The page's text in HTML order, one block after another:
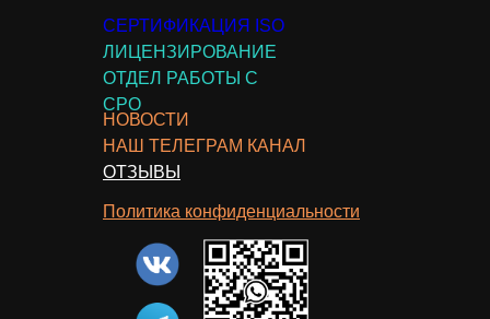
Политика конфиденциальности
СЕРТИФИКАЦИЯ ISO
ОТДЕЛ РАБОТЫ С
СРО
ЛИЦЕНЗИРОВАНИЕ
НОВОСТИ
ОТЗЫВЫ
НАШ ТЕЛЕГРАМ КАНАЛ